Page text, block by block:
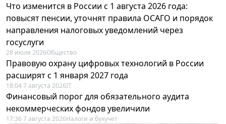
Что изменится в России с 1 августа 2026 года:
повысят пенсии, уточнят правила ОСАГО и порядок
направления налоговых уведомлений через
госуслуги
28 июля 2026Общество
Правовую охрану цифровых технологий в России
расширят с 1 января 2027 года
18:04 7 августа 2026IT
Финансовый порог для обязательного аудита
некоммерческих фондов увеличили
17:36 7 августа 2026Налоги и бухучет